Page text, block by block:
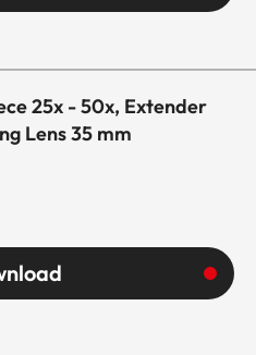
25x - 50x, Extender
Lens 35 mm